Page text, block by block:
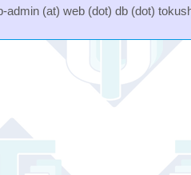
admin (at) web (dot) db (dot)